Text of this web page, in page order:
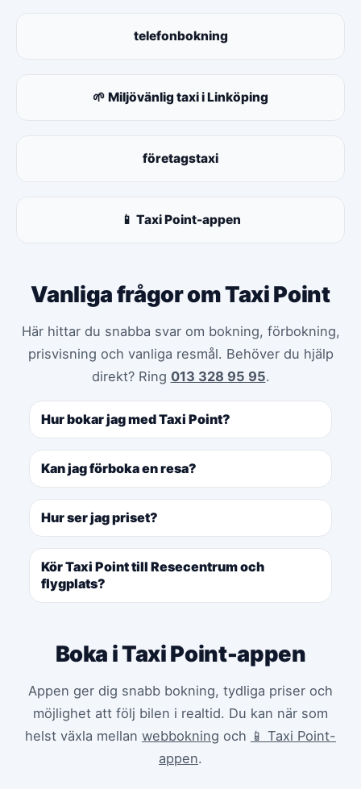
telefonbokning
🌱 Miljövänlig taxi i Linköping
företagstaxi
📱 Taxi Point-appen
Vanliga frågor om Taxi Point
Här hittar du snabba svar om bokning, förbokning,
prisvisning och vanliga resmål. Behöver du hjälp
direkt? Ring 013 328 95 95.
Hur bokar jag med Taxi Point?
Kan jag förboka en resa?
Hur ser jag priset?
Kör Taxi Point till Resecentrum och
flygplats?
Boka i Taxi Point-appen
Appen ger dig snabb bokning, tydliga priser och
möjlighet att följ bilen i realtid. Du kan när som
helst växla mellan webbokning och 📱 Taxi Point-
appen.